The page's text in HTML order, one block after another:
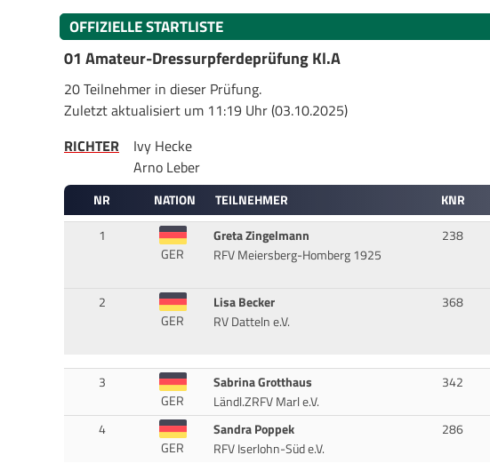
OFFIZIELLE STARTLISTE
01 Amateur-Dressurpferdeprüfung Kl.A
20 Teilnehmer in dieser Prüfung.
Zuletzt aktualisiert um 11:19 Uhr (03.10.2025)
RICHTER
Ivy Hecke
Arno Leber
NR NATION TEILNEHMER KNR
1
GER
Greta Zingelmann
RFV Meiersberg-Homberg 1925
238
2
GER
Lisa Becker
RV Datteln e.V.
368
3
GER
Sabrina Grotthaus
Ländl.ZRFV Marl e.V.
342
4
GER
Sandra Poppek
RFV Iserlohn-Süd e.V.
286